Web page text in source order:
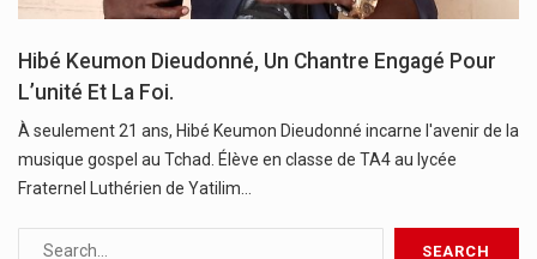
Hibé Keumon Dieudonné, Un Chantre Engagé Pour
L’unité Et La Foi.
À seulement 21 ans, Hibé Keumon Dieudonné incarne l'avenir de la
musique gospel au Tchad. Élève en classe de TA4 au lycée
Fraternel Luthérien de Yatilim…